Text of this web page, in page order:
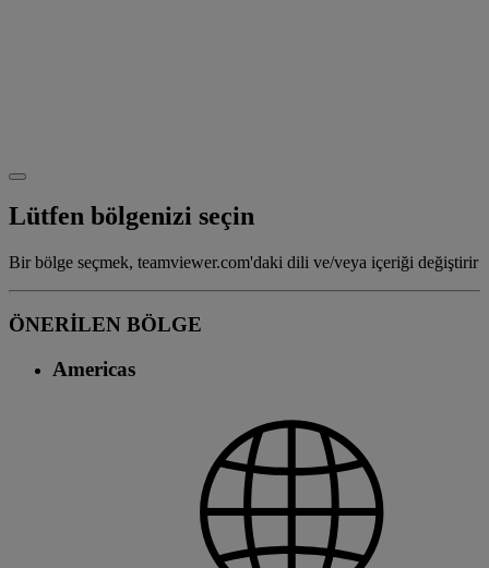
Lütfen bölgenizi seçin
Bir bölge seçmek, teamviewer.com'daki dili ve/veya içeriği değiştirir
ÖNERİLEN BÖLGE
Americas